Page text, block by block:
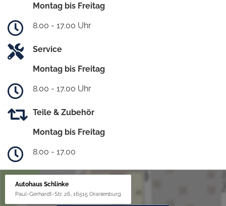
Montag bis Freitag
8.00 - 17.00 Uhr
Service
Montag bis Freitag
8.00 - 17.00 Uhr
Teile & Zubehör
Montag bis Freitag
8.00 - 17.00
Autohaus Schlinke
Paul-Gerhardt-Str. 26, 16515 Oranienburg